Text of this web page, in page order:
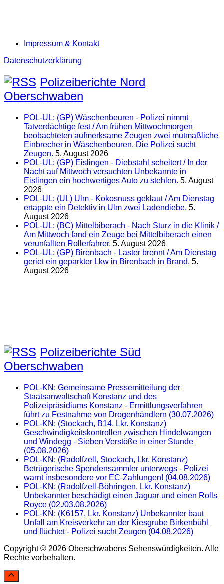
Impressum & Kontakt
Datenschutzerklärung
Polizeiberichte Nord
Oberschwaben
POL-UL: (GP) Wäschenbeuren - Polizei nimmt
Tatverdächtige fest / Am frühen Mittwochmorgen
beobachteten aufmerksame Zeugen zwei mutmaßliche
Einbrecher in Wäschenbeuren. Die Polizei sucht
Zeugen. 5. August 2026
POL-UL: (GP) Eislingen - Diebstahl scheitert / In der
Nacht auf Mittwoch versuchten Unbekannte in
Eislingen ein hochwertiges Auto zu stehlen. 5. August
2026
POL-UL: (UL) Ulm - Kokosnuss geklaut / Am Dienstag
ertappte ein Detektiv in Ulm zwei Ladendiebe. 5.
August 2026
POL-UL: (BC) Mittelbiberach - Nach Sturz in die Klinik /
Am Mittwoch fand ein Zeuge bei Mittelbiberach einen
verunfallten Rollerfahrer. 5. August 2026
POL-UL: (GP) Birenbach - Laster brennt / Am Dienstag
geriet ein geparkter Lkw in Birenbach in Brand. 5.
August 2026
Polizeiberichte Süd
Oberschwaben
POL-KN: Gemeinsame Pressemitteilung der
Staatsanwaltschaft Konstanz und des
Polizeipräsidiums Konstanz - Ermittlungsverfahren
führt zu Festnahme von Drogenhändlern (30.07.2026)
POL-KN: (Stockach, B14, Lkr. Konstanz)
Geschwindigkeitskontrollen zwischen Hindelwangen
und Windegg - Sieben Verstöße in einer Stunde
(05.08.2026)
POL-KN: (Radolfzell, Stockach, Lkr. Konstanz)
Betrügerische Spendensammler unterwegs - Polizei
warnt insbesondere vor EC-Zahlungen! (04.08.2026)
POL-KN: (Radolfzell-Böhringen, Lkr. Konstanz)
Unbekannter beschädigt einen Jaguar und einen Rolls
Royce (02./03.08.2026)
POL-KN: (K6157, Lkr. Konstanz) Unbekannter baut
Unfall am Kreisverkehr an der Kiesgrube Birkenbühl
und flüchtet - Polizei sucht Zeugen (04.08.2026)
Copyright © 2026 Oberschwabens Sehenswürdigkeiten. Alle
Rechte vorbehalten.